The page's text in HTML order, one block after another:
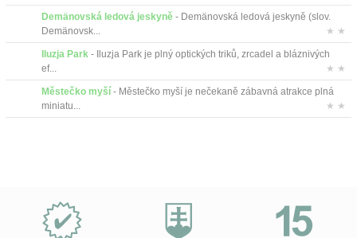
Demänovská ledová jeskyně - Demänovská ledová jeskyně (slov.
Demänovsk...
★ ★
Iluzja Park - Iluzja Park je plný optických triků, zrcadel a bláznivých
ef...
★ ★
Městečko myší - Městečko myší je nečekaně zábavná atrakce plná
miniatu...
★ ★